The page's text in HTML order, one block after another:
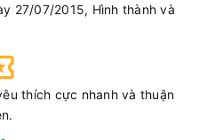
08 13:10 (2 giờ 55 phút)
27/07/2015, Hình thành và
thích cực nhanh và thuận